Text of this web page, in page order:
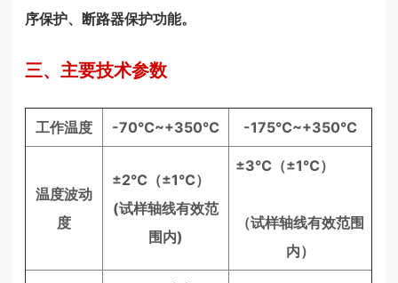
序保护、断路器保护功能。
三、主要技术参数
工作温度 -70℃~+350℃ -175℃~+350℃
温度波动
度
±2℃（±1℃）
(试样轴线有效范
围内)
±3℃（±1℃）
（试样轴线有效范围
内）